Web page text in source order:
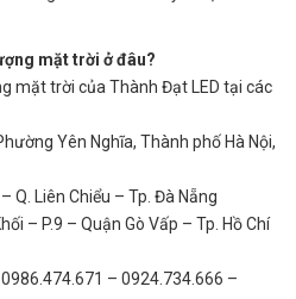
mặt trời ở đâu?
mặt trời của Thành Đạt LED tại các
Yên Nghĩa, Thành phố Hà Nội,
Q. Liên Chiểu – Tp. Đà Nẵng
– P.9 – Quận Gò Vấp – Tp. Hồ Chí
– 0924.734.666 –